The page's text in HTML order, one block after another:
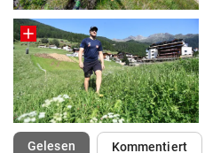
Gelesen(ausgewählt)Kommentiert